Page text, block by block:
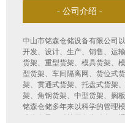
- 公司介绍 -
中山市铭森仓储设备有限公司
开发、设计、生产、销售、运
货架、重型货架、模具货架、
型货架、车间隔离网、货位式
架、贯通式货架、托盘式货架
架、角钢货架、中型货架、搁
铭森仓储多年来以科学的管理